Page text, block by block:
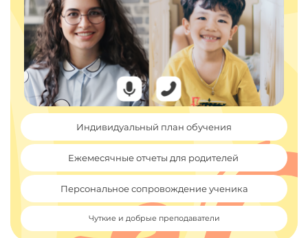
Индивидуальный план обучения
Ежемесячные отчеты для родителей
Персональное сопровождение ученика
Чуткие и добрые преподаватели